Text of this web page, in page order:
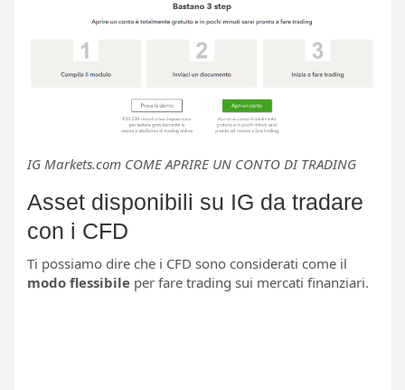
IG Markets.com COME APRIRE UN CONTO DI TRADING
Asset disponibili su IG da tradare
con i CFD
Ti possiamo dire che i CFD sono considerati come il
modo flessibile per fare trading sui mercati finanziari.